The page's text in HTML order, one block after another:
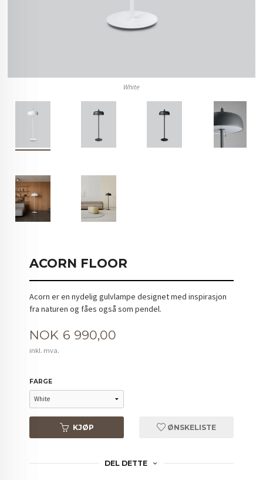
White
ACORN FLOOR
Acorn er en nydelig gulvlampe designet med inspirasjon
fra naturen og fåes også som pendel.
Pris
NOK 6 990,00
inkl. mva.
FARGE
KJØP ØNSKELISTE
DEL DETTE